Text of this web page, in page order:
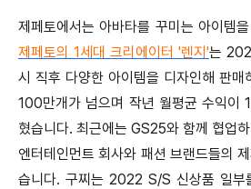
제페토에서는 아바타를 꾸미는 아이템
제페토의 1세대 크리에이터 '렌지'는
시 직후 다양한 아이템을 디자인해 판매
100만개가 넘으며 작년 월평균 수익이
혔습니다. 최근에는 GS25와 함께 협업
엔터테인먼트 회사와 패션 브랜드들의
습니다. 구찌는 2022 S/S 신상품 일부